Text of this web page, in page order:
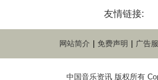
友情链接:
网站简介 免费声明 广告
中国音乐资讯 版权所有